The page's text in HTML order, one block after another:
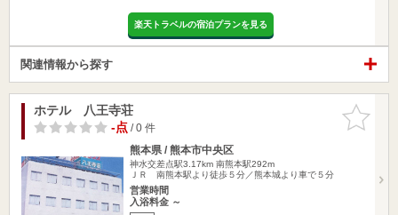
楽天トラベルの宿泊プランを見る
関連情報から探す
お気に入
りに追加
ホテル 八王寺荘
-点/ 0 件
熊本県 / 熊本市中央区
神水交差点駅3.17km 南熊本駅292m
ＪＲ 南熊本駅より徒歩５分／熊本城より車で５分
営業時間
入浴料金 ～